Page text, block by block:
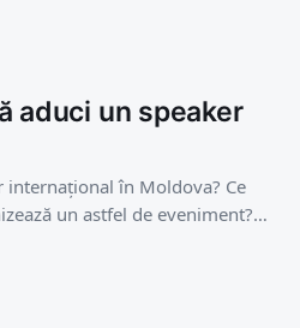
aduci un speaker
internațional în Moldova? Ce
un astfel de eveniment?…